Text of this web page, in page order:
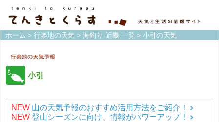
ホーム > 行楽地の天気 > 海釣り-近畿 一覧 > 小引の天気
小引
NEW 山の天気予報のおすすめ活用方法をご紹介！
NEW 登山シーズンに向け、情報がパワーアップ！